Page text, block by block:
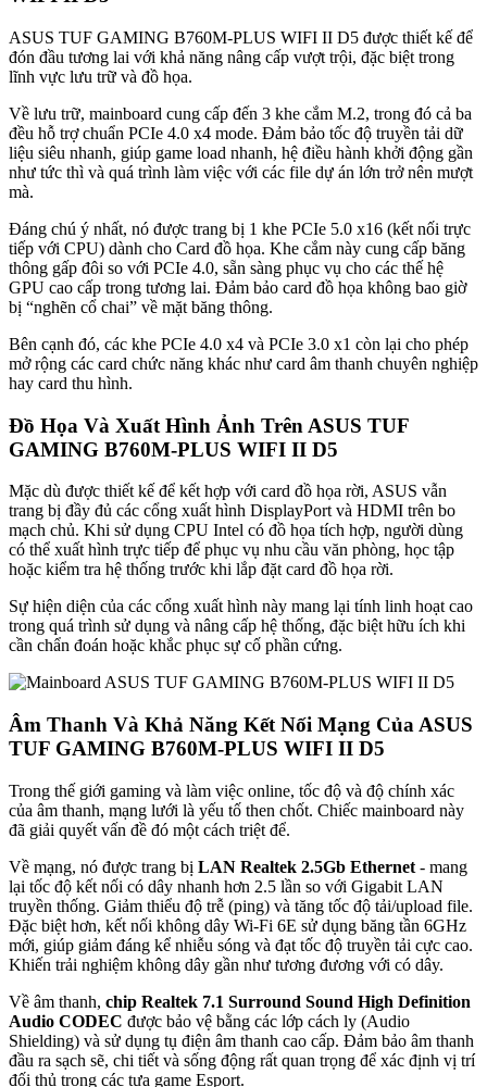
ASUS TUF GAMING B760M-PLUS WIFI II D5 được thiết kế để
đón đầu tương lai với khả năng nâng cấp vượt trội, đặc biệt trong
lĩnh vực lưu trữ và đồ họa.
Về lưu trữ, mainboard cung cấp đến 3 khe cắm M.2, trong đó cả ba
đều hỗ trợ chuẩn PCIe 4.0 x4 mode. Đảm bảo tốc độ truyền tải dữ
liệu siêu nhanh, giúp game load nhanh, hệ điều hành khởi động gần
như tức thì và quá trình làm việc với các file dự án lớn trở nên mượt
mà.
Đáng chú ý nhất, nó được trang bị 1 khe PCIe 5.0 x16 (kết nối trực
tiếp với CPU) dành cho Card đồ họa. Khe cắm này cung cấp băng
thông gấp đôi so với PCIe 4.0, sẵn sàng phục vụ cho các thế hệ
GPU cao cấp trong tương lai. Đảm bảo card đồ họa không bao giờ
bị “nghẽn cổ chai” về mặt băng thông.
Bên cạnh đó, các khe PCIe 4.0 x4 và PCIe 3.0 x1 còn lại cho phép
mở rộng các card chức năng khác như card âm thanh chuyên nghiệp
hay card thu hình.
Đồ Họa Và Xuất Hình Ảnh Trên ASUS TUF
GAMING B760M-PLUS WIFI II D5
Mặc dù được thiết kế để kết hợp với card đồ họa rời, ASUS vẫn
trang bị đầy đủ các cổng xuất hình DisplayPort và HDMI trên bo
mạch chủ. Khi sử dụng CPU Intel có đồ họa tích hợp, người dùng
có thể xuất hình trực tiếp để phục vụ nhu cầu văn phòng, học tập
hoặc kiểm tra hệ thống trước khi lắp đặt card đồ họa rời.
Sự hiện diện của các cổng xuất hình này mang lại tính linh hoạt cao
trong quá trình sử dụng và nâng cấp hệ thống, đặc biệt hữu ích khi
cần chẩn đoán hoặc khắc phục sự cố phần cứng.
Âm Thanh Và Khả Năng Kết Nối Mạng Của ASUS
TUF GAMING B760M-PLUS WIFI II D5
Trong thế giới gaming và làm việc online, tốc độ và độ chính xác
của âm thanh, mạng lưới là yếu tố then chốt. Chiếc mainboard này
đã giải quyết vấn đề đó một cách triệt để.
Về mạng, nó được trang bị LAN Realtek 2.5Gb Ethernet - mang
lại tốc độ kết nối có dây nhanh hơn 2.5 lần so với Gigabit LAN
truyền thống. Giảm thiểu độ trễ (ping) và tăng tốc độ tải/upload file.
Đặc biệt hơn, kết nối không dây Wi-Fi 6E sử dụng băng tần 6GHz
mới, giúp giảm đáng kể nhiễu sóng và đạt tốc độ truyền tải cực cao.
Khiến trải nghiệm không dây gần như tương đương với có dây.
Về âm thanh, chip Realtek 7.1 Surround Sound High Definition
Audio CODEC được bảo vệ bằng các lớp cách ly (Audio
Shielding) và sử dụng tụ điện âm thanh cao cấp. Đảm bảo âm thanh
đầu ra sạch sẽ, chi tiết và sống động rất quan trọng để xác định vị trí
đối thủ trong các tựa game Esport.